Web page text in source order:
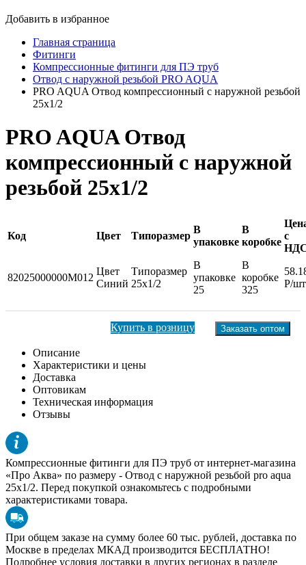
Добавить в избранное
Главная страница
Фитинги
Компрессионные фитинги для ПЭ труб
Отвод c наружной резьбой PRO AQUA
PRO AQUA Отвод компрессионный с наружной резьбой
25x1/2
PRO AQUA Отвод
компрессионный с наружной
резьбой 25x1/2
Код Цвет Типоразмер
В
упаковке
В
коробке
с
82025000000M012
Цвет
Синий
Типоразмер
25x1/2
В
упаковке
25
В
коробке
325
Р/шт
Заказать оптом
Купить в розницу
Описание
Характеристики и цены
Доставка
Оптовикам
Техническая информация
Отзывы
Компрессионные фитинги для ПЭ труб от интернет-магазина
«Про Аква» по размеру - Отвод c наружной резьбой pro aqua
25x1/2. Перед покупкой ознакомьтесь с подробными
характеристиками товара.
При общем заказе на сумму более 60 тыс. рублей, доставка по
Москве в пределах МКАД производится БЕСПЛАТНО!
Подробнее условия доставки в других регионах в разделе